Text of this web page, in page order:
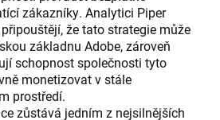
zákazníky. Analytici Piper
že tato strategie může
základnu Adobe, zároveň
schopnost společnosti tyto
monetizovat v stále
prostředí.
zůstává jedním z nejsilnějších